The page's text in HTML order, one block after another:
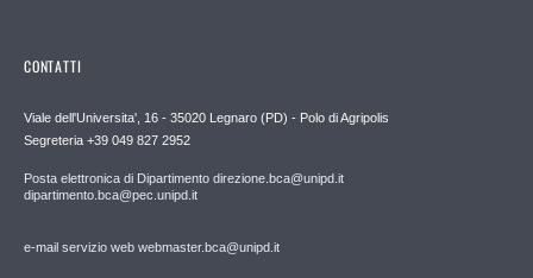
CONTATTI
Viale dell'Universita', 16 - 35020 Legnaro (PD) - Polo di Agripolis
Segreteria +39 049 827 2952
Posta elettronica di Dipartimento direzione.bca@unipd.it
dipartimento.bca@pec.unipd.it
e-mail servizio web webmaster.bca@unipd.it